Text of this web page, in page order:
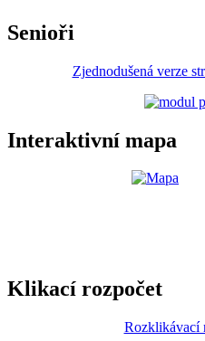
Senioři
Zjednodušená verze
Interaktivní mapa
Klikací rozpočet
Rozklikávací